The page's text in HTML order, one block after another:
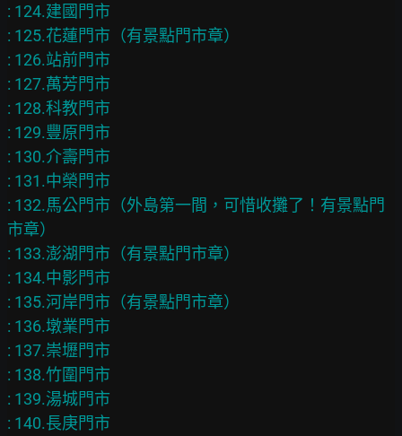
: 124.建國門市
: 125.花蓮門市（有景點門市章）
: 126.站前門市
: 127.萬芳門市
: 128.科教門市
: 129.豐原門市
: 130.介壽門市
: 131.中榮門市
: 132.馬公門市（外島第一間，可惜收攤了！有景點門
市章）
: 133.澎湖門市（有景點門市章）
: 134.中影門市
: 135.河岸門市（有景點門市章）
: 136.墩業門市
: 137.崇壢門市
: 138.竹圍門市
: 139.湯城門市
: 140.長庚門市